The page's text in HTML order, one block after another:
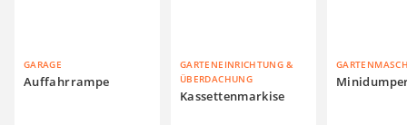
GARAGE
Auffahrrampe
GARTENEINRICHTUNG &
ÜBERDACHUNG
Kassettenmarkise